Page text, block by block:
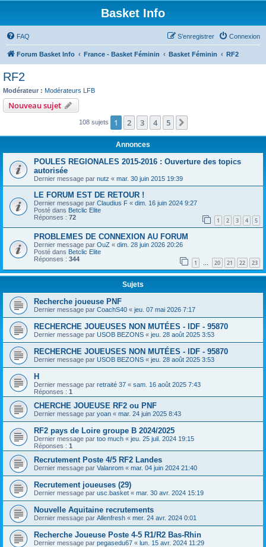
Basket Info
FAQ Connexion
S’enregistrer
Forum Basket Info France - Basket Féminin Basket Féminin RF2
RF2
Modérateur : Modérateurs LFB
Nouveau sujet
108 sujets 1 2 3 4 5
Annonces
POULES REGIONALES 2015-2016 : Ouverture des topics
autorisée
Dernier message par nutz « mar. 30 juin 2015 19:39
LE FORUM EST DE RETOUR !
Dernier message par Claudius F « dim. 16 juin 2024 9:27
Posté dans Betclic Elite
Réponses : 72 1 2 3 4 5
PROBLEMES DE CONNEXION AU FORUM
Dernier message par OuZ « dim. 28 juin 2026 20:26
Posté dans Betclic Elite
Réponses : 344 1 … 20 21 22 23
Sujets
Recherche joueuse PNF
Dernier message par CoachS40 « jeu. 07 mai 2026 7:17
RECHERCHE JOUEUSES NON MUTÉES - IDF - 95870
Dernier message par USOB BEZONS « jeu. 28 août 2025 3:53
RECHERCHE JOUEUSES NON MUTÉES - IDF - 95870
Dernier message par USOB BEZONS « jeu. 28 août 2025 3:53
H
Dernier message par retraité 37 « sam. 16 août 2025 7:43
Réponses : 1
CHERCHE JOUEUSE RF2 ou PNF
Dernier message par yoan « mar. 24 juin 2025 8:43
RF2 pays de Loire groupe B 2024/2025
Dernier message par too much « jeu. 25 juil. 2024 19:15
Réponses : 1
Recrutement Poste 4/5 RF2 Landes
Dernier message par Valanrom « mar. 04 juin 2024 21:40
Recrutement joueuses (29)
Dernier message par usc.basket « mar. 30 avr. 2024 15:19
Nouvelle Aquitaine recrutements
Dernier message par Allenfresh « mer. 24 avr. 2024 0:01
Recherche Joueuse Poste 4-5 R1/R2 Bas-Rhin
Dernier message par pegasedu67 « lun. 15 avr. 2024 11:29